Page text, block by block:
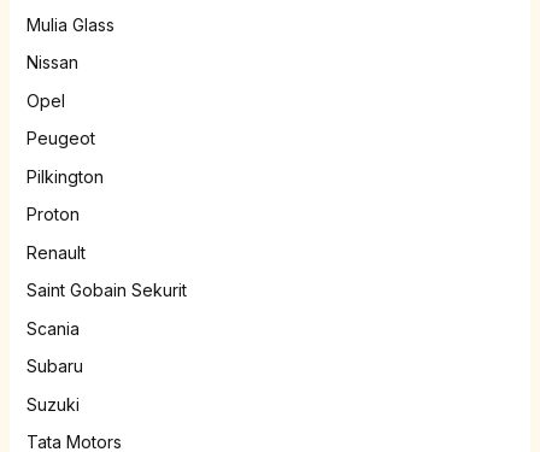
Mulia Glass
Nissan
Opel
Peugeot
Pilkington
Proton
Renault
Saint Gobain Sekurit
Scania
Subaru
Suzuki
Tata Motors